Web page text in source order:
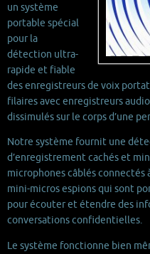
un système
portable spécial
pour la
détection ultra-
rapide et fiable
des enregistreurs de voix
filaires avec enregistreurs
dissimulés sur le corps d’une
Notre système fournit une
d’enregistrement cachés et
microphones câblés
mini-micros espions qui sont
pour écouter et étendre des
conversations confidentielles.
Le système fonctionne bien